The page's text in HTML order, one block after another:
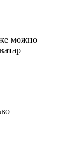
можно